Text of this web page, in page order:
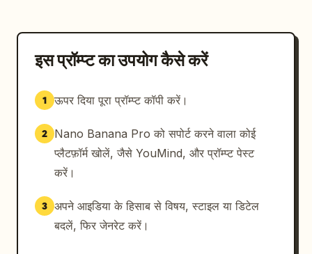
इस प्रॉम्प्ट का उपयोग कैसे करें
1 ऊपर दिया पूरा प्रॉम्प्ट कॉपी करें।
2
Nano Banana Pro को सपोर्ट करने वाला कोई
प्लैटफ़ॉर्म खोलें, जैसे YouMind, और प्रॉम्प्ट पेस्ट
करें।
3 अपने आइडिया के हिसाब से विषय, स्टाइल या डिटेल
बदलें, फिर जेनरेट करें।